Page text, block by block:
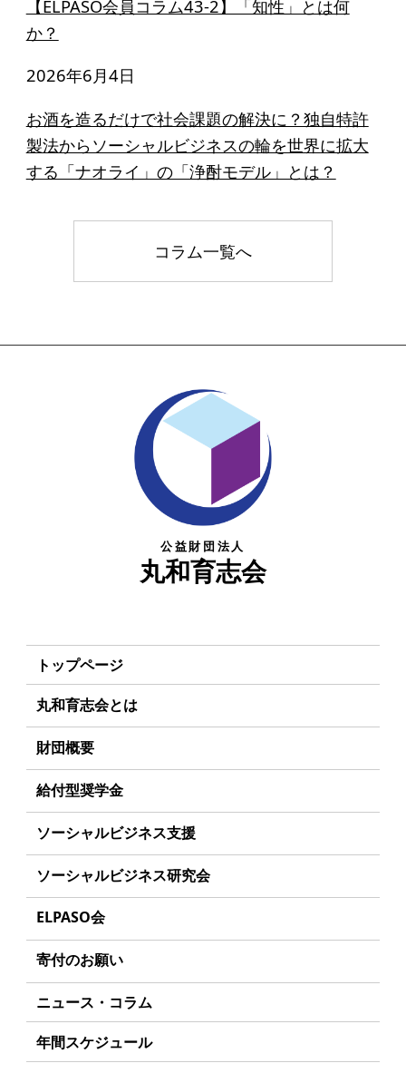
【ELPASO会員コラム43-2】「知性」とは何
か？
2026年6月4日
お酒を造るだけで社会課題の解決に？独自特許
製法からソーシャルビジネスの輪を世界に拡大
する「ナオライ」の「浄酎モデル」とは？
コラム一覧へ
公益財団法人
丸和育志会
トップページ
丸和育志会とは
理事長あいさつ
丸和育志会の目指す未来
学生のみなさんへ
起業を考えているみなさんへ
応援したいみなさんへ
財団概要
理念
組織
年間スケジュール
定款
個人情報保護方針
アクセス
給付型奨学金
事業方針
給付型奨学金とは
ソーシャルビジネス支援
事業方針
募集要項
ソーシャルビジネスとは
受賞者一覧
ソーシャルビジネス研究会
研究会のねらい
研究会一覧
ELPASO会
ELPASO会とは
会員限定ページ
寄付のお願い
お手続き
寄付支援者
ニュース・コラム
年間スケジュール